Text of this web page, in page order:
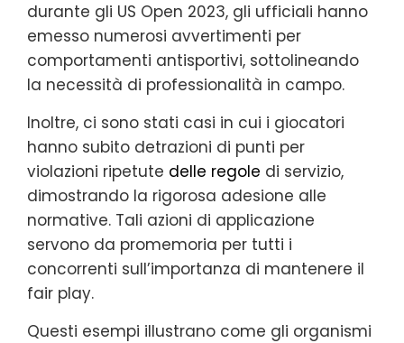
durante gli US Open 2023, gli ufficiali hanno
emesso numerosi avvertimenti per
comportamenti antisportivi, sottolineando
la necessità di professionalità in campo.
Inoltre, ci sono stati casi in cui i giocatori
hanno subito detrazioni di punti per
violazioni ripetute delle regole di servizio,
dimostrando la rigorosa adesione alle
normative. Tali azioni di applicazione
servono da promemoria per tutti i
concorrenti sull’importanza di mantenere il
fair play.
Questi esempi illustrano come gli organismi